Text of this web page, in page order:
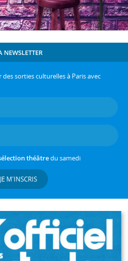
NEWSLETTER
sorties culturelles à Paris avec
théâtredu samedi
JE M'INSCRIS